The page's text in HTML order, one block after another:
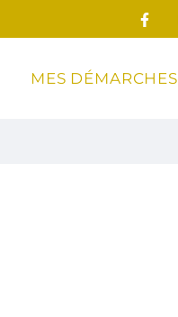
MES DÉMARCHES